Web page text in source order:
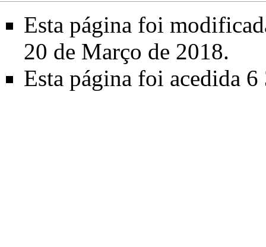
Esta página foi
20 de Março de 2018.
Esta página foi acedida 6